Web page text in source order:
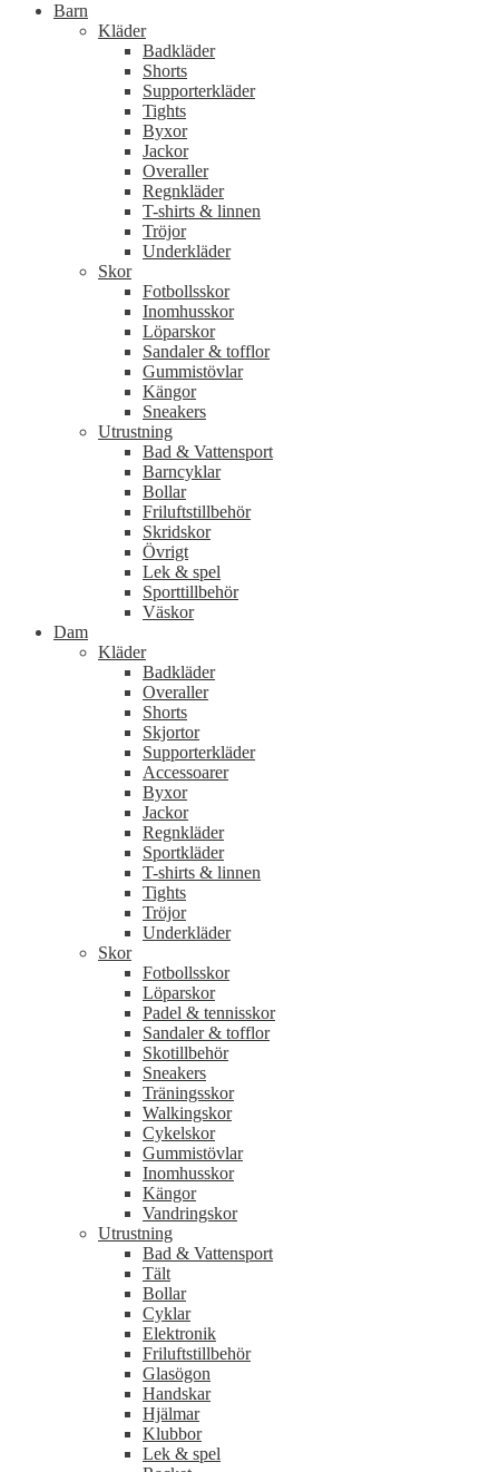
Barn
Kläder
Badkläder
Shorts
Supporterkläder
Tights
Byxor
Jackor
Overaller
Regnkläder
T-shirts & linnen
Tröjor
Underkläder
Skor
Fotbollsskor
Inomhusskor
Löparskor
Sandaler & tofflor
Gummistövlar
Kängor
Sneakers
Utrustning
Bad & Vattensport
Barncyklar
Bollar
Friluftstillbehör
Skridskor
Övrigt
Lek & spel
Sporttillbehör
Väskor
Dam
Kläder
Badkläder
Overaller
Shorts
Skjortor
Supporterkläder
Accessoarer
Byxor
Jackor
Regnkläder
Sportkläder
T-shirts & linnen
Tights
Tröjor
Underkläder
Skor
Fotbollsskor
Löparskor
Padel & tennisskor
Sandaler & tofflor
Skotillbehör
Sneakers
Träningsskor
Walkingskor
Cykelskor
Gummistövlar
Inomhusskor
Kängor
Vandringskor
Utrustning
Bad & Vattensport
Tält
Bollar
Cyklar
Elektronik
Friluftstillbehör
Glasögon
Handskar
Hjälmar
Klubbor
Lek & spel